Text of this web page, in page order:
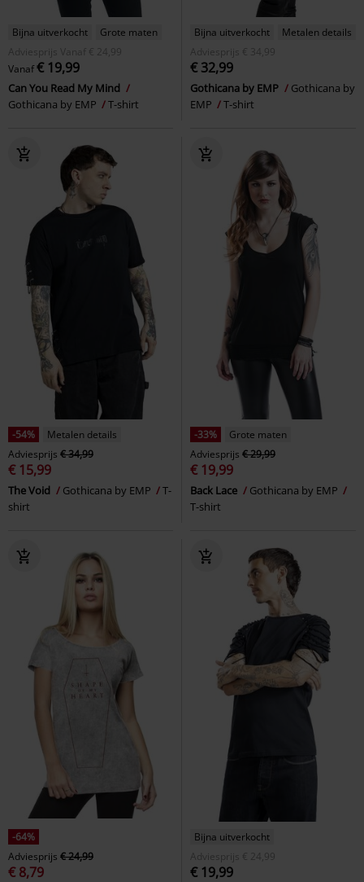
Bijna uitverkocht
Grote maten
Adviesprijs
Vanaf € 24,99
Vanaf€ 19,99
Can You Read My Mind
Gothicana by EMP
T-shirt
Bijna uitverkocht
Metalen details
Adviesprijs
€ 34,99
€ 32,99
Gothicana by EMP
Gothicana by
EMP
T-shirt
-54%
Metalen details
Adviesprijs € 34,99
€ 15,99
The Void Gothicana by EMP
T-
shirt
-33%
Grote maten
Adviesprijs € 29,99
€ 19,99
Back Lace
Gothicana by EMP
T-shirt
-64%
Adviesprijs € 24,99
€ 8,79
Bijna uitverkocht
Adviesprijs
€ 24,99
€ 19,99